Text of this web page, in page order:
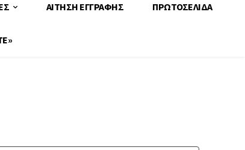
ΑΙΤΗΣΗ ΕΓΓΡΑΦΗΣ ΠΡΩΤΟΣΈΛΙΔΑ